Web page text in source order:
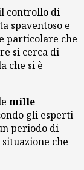
controllo di
spaventoso e
particolare che
si cerca di
che si è
mille
gli esperti
periodo di
che